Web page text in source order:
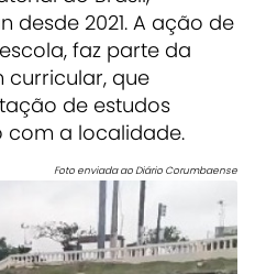
desde 2021. A ação de
faz parte da
curricular, que
de estudos
a localidade.
Foto enviada ao Diário Corumbaense